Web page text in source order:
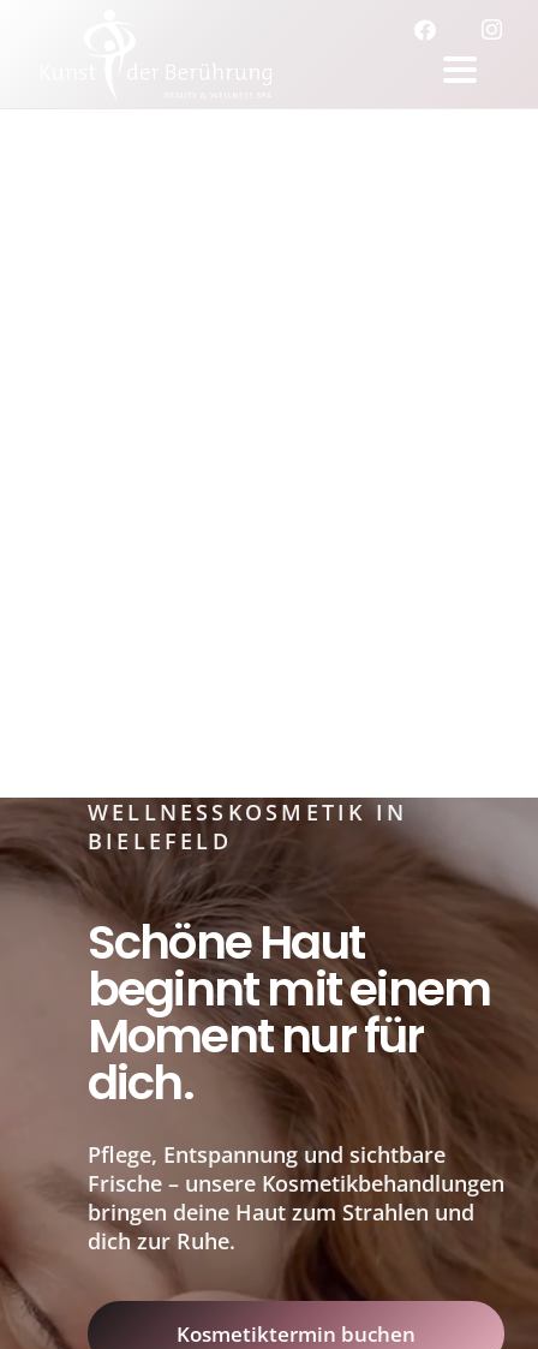
WELLNESSKOSMETIK IN
BIELEFELD
Schöne Haut
beginnt mit einem
Moment nur für
dich.
Pflege, Entspannung und sichtbare
Frische – unsere Kosmetikbehandlungen
bringen deine Haut zum Strahlen und
dich zur Ruhe.
Kosmetiktermin buchen